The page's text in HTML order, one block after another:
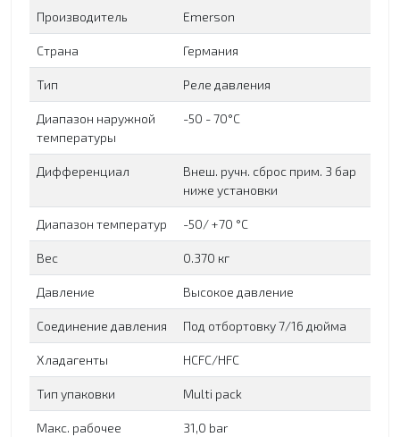
Производитель Emerson
Страна Германия
Тип Реле давления
Диапазон наружной
температуры
-50 - 70°C
Дифференциал
Внеш. ручн. сброс прим. 3 бар
ниже установки
Диапазон температур -50/ +70 °C
Вес 0.370 кг
Давление Высокое давление
Соединение давления Под отбортовку 7/16 дюйма
Хладагенты HCFC/HFC
Тип упаковки Multi pack
Макс. рабочее
31,0 bar